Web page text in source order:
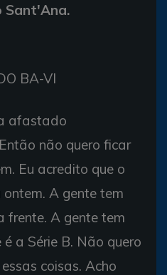
Sant'Ana.
BA-VI
afastado
não quero ficar
Eu acredito que o
A gente tem
frente. A gente tem
a Série B. Não quero
coisas. Acho